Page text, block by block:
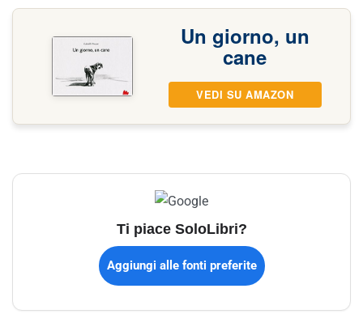
Un giorno, un
cane
VEDI SU AMAZON
Ti piace SoloLibri?
Aggiungi alle fonti preferite